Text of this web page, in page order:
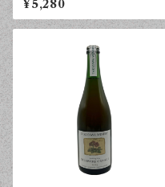
７５０ｍｌ
¥5,280